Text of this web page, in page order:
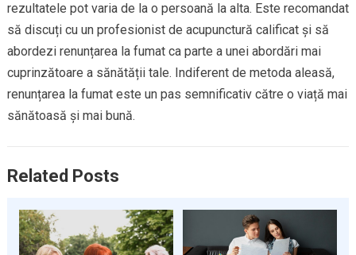
rezultatele pot varia de la o persoană la alta. Este recomandat
să discuți cu un profesionist de acupunctură calificat și să
abordezi renunțarea la fumat ca parte a unei abordări mai
cuprinzătoare a sănătății tale. Indiferent de metoda aleasă,
renunțarea la fumat este un pas semnificativ către o viață mai
sănătoasă și mai bună.
Related Posts